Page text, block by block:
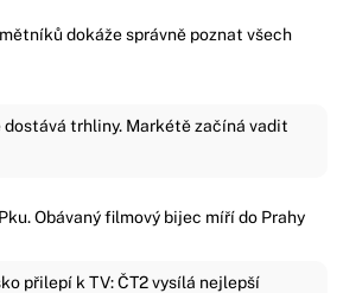
dokáže správně poznat všech
dostává trhliny. Markétě začíná vadit
Obávaný filmový bijec míří do Prahy
přilepí k TV: ČT2 vysílá nejlepší